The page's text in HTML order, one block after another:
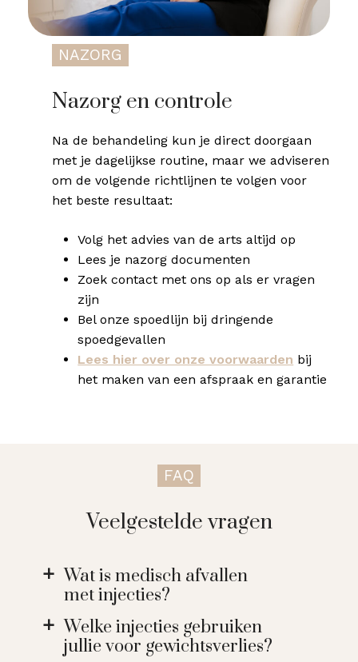
NAZORG
Nazorg en controle
Na de behandeling kun je direct doorgaan
met je dagelijkse routine, maar we adviseren
om de volgende richtlijnen te volgen voor
het beste resultaat:
Volg het advies van de arts altijd op
Lees je nazorg documenten
Zoek contact met ons op als er vragen
zijn
Bel onze spoedlijn bij dringende
spoedgevallen
Lees hier over onze voorwaarden bij
het maken van een afspraak en garantie
FAQ
Veelgestelde vragen
a
Wat is medisch afvallen
met injecties?
a
Welke injecties gebruiken
jullie voor gewichtsverlies?